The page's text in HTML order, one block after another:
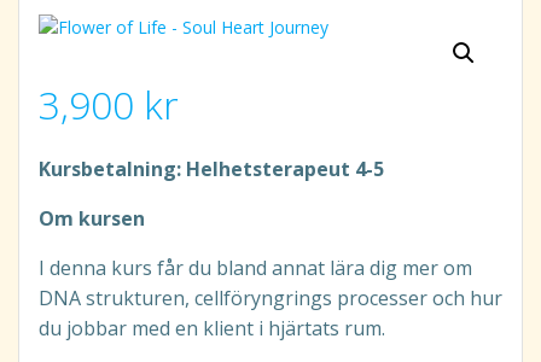
3,900 kr
Kursbetalning: Helhetsterapeut 4-5
Om kursen
I denna kurs får du bland annat lära dig mer om
DNA strukturen, cellföryngrings processer och hur
du jobbar med en klient i hjärtats rum.